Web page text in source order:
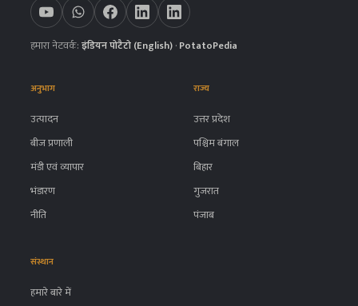
हमारा नेटवर्क:इंडियन पोटैटो (English)·PotatoPedia
अनुभाग
उत्पादन
बीज प्रणाली
मंडी एवं व्यापार
भंडारण
नीति
राज्य
उत्तर प्रदेश
पश्चिम बंगाल
बिहार
गुजरात
पंजाब
संस्थान
हमारे बारे में